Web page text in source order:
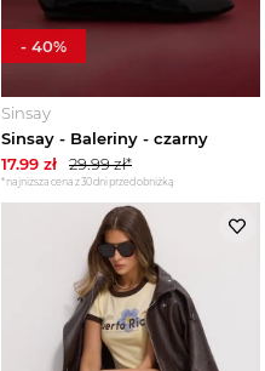
Sinsay
Sinsay - Baleriny - czarny
17.99 zł 29.99zł*
*najniższa cena z 30 dni przed obniżką
- 40%